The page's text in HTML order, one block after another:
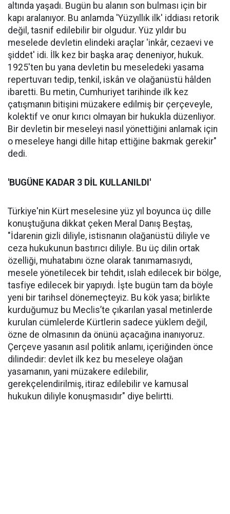
altında yaşadı. Bugün bu alanın son bulması için bir
kapı aralanıyor. Bu anlamda 'Yüzyıllık ilk' iddiası retorik
değil, tasnif edilebilir bir olgudur. Yüz yıldır bu
meselede devletin elindeki araçlar 'inkâr, cezaevi ve
şiddet' idi. İlk kez bir başka araç deneniyor, hukuk.
1925'ten bu yana devletin bu meseledeki yasama
repertuvarı tedip, tenkil, iskân ve olağanüstü hâlden
ibaretti. Bu metin, Cumhuriyet tarihinde ilk kez
çatışmanın bitişini müzakere edilmiş bir çerçeveyle,
kolektif ve onur kırıcı olmayan bir hukukla düzenliyor.
Bir devletin bir meseleyi nasıl yönettiğini anlamak için
o meseleye hangi dille hitap ettiğine bakmak gerekir"
dedi.
'BUGÜNE KADAR 3 DİL KULLANILDI'
Türkiye'nin Kürt meselesine yüz yıl boyunca üç dille
konuştuğuna dikkat çeken Meral Danış Beştaş,
"İdarenin gizli diliyle, istisnanın olağanüstü diliyle ve
ceza hukukunun bastırıcı diliyle. Bu üç dilin ortak
özelliği, muhatabını özne olarak tanımamasıydı,
mesele yönetilecek bir tehdit, ıslah edilecek bir bölge,
tasfiye edilecek bir yapıydı. İşte bugün tam da böyle
yeni bir tarihsel dönemeçteyiz. Bu kök yasa; birlikte
kurduğumuz bu Meclis’te çıkarılan yasal metinlerde
kurulan cümlelerde Kürtlerin sadece yüklem değil,
özne de olmasının da önünü açacağına inanıyoruz.
Çerçeve yasanın asıl politik anlamı, içeriğinden önce
dilindedir: devlet ilk kez bu meseleye olağan
yasamanın, yani müzakere edilebilir,
gerekçelendirilmiş, itiraz edilebilir ve kamusal
hukukun diliyle konuşmasıdır" diye belirtti.